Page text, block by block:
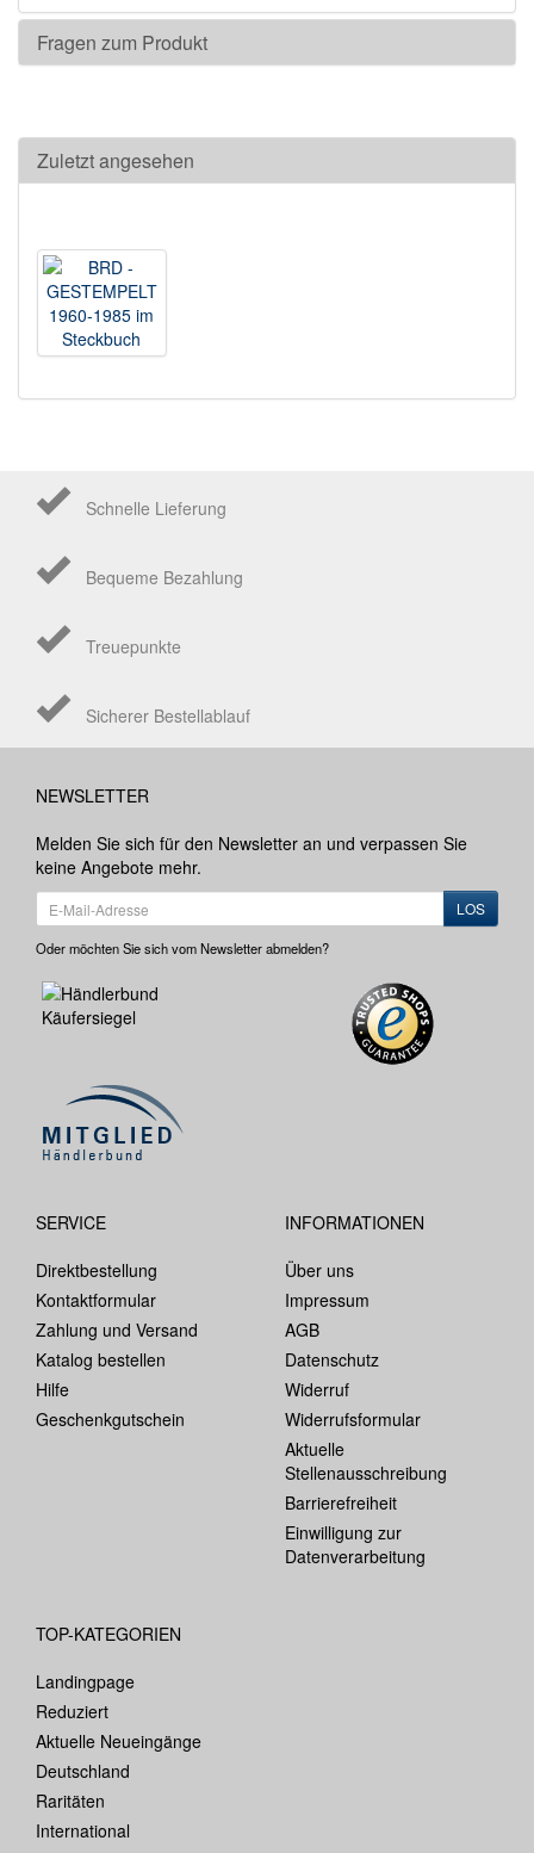
Fragen zum Produkt
Zuletzt angesehen
Schnelle Lieferung
Bequeme Bezahlung
Treuepunkte
Sicherer Bestellablauf
NEWSLETTER
Melden Sie sich für den Newsletter an und verpassen Sie
keine Angebote mehr.
LOS
Oder möchten Sie sich vom Newsletter abmelden?
SERVICE
Direktbestellung
Kontaktformular
Zahlung und Versand
Katalog bestellen
Hilfe
Geschenkgutschein
INFORMATIONEN
Über uns
Impressum
AGB
Datenschutz
Widerruf
Widerrufsformular
Aktuelle
Stellenausschreibung
Barrierefreiheit
Einwilligung zur
Datenverarbeitung
TOP-KATEGORIEN
Landingpage
Reduziert
Aktuelle Neueingänge
Deutschland
Raritäten
International